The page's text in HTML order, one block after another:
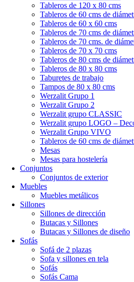
Tableros de 120 x 80 cms
Tableros de 60 cms de
Tableros de 60 x 60 cms
Tableros de 70 cms de
Tableros de 70 cms. de
Tableros de 70 x 70 cms
Tableros de 80 cms de
Tableros de 80 x 80 cms
Taburetes de trabajo
Tampos de 80 x 80 cms
Werzalit Grupo 1
Werzalit Grupo 2
Werzalit grupo CLASSIC
Werzalit grupo LOGO –
Werzalit Grupo VIVO
Tableros de 60 cms de
Mesas
Mesas para hostelería
Conjuntos
Conjuntos de exterior
Muebles
Muebles metálicos
Sillones
Sillones de dirección
Butacas y Sillones
Butacas y Sillones de diseño
Sofás
Sofá de 2 plazas
Sofa y sillones en tela
Sofás
Sofás Cama